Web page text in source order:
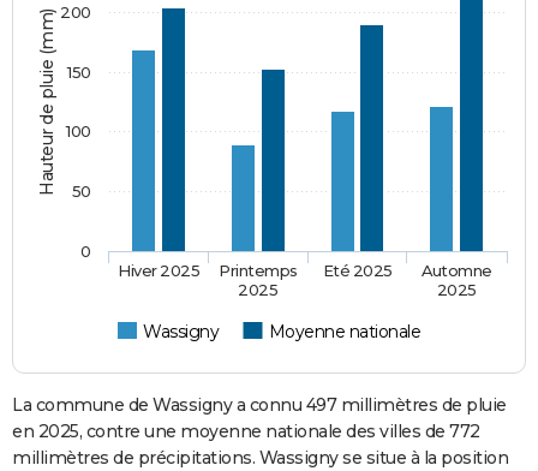
Hauteur de pluie (mm)
Wassigny Moyenne nationale
Hiver 2025
Printemps
2025
Eté 2025
Automne
2025
0
50
100
150
200
La commune de Wassigny a connu 497 millimètres de pluie
en 2025, contre une moyenne nationale des villes de 772
millimètres de précipitations. Wassigny se situe à la position